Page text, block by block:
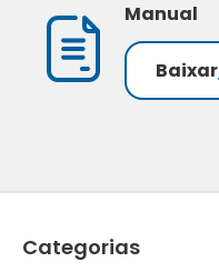
Manual
Baixar
Categorias